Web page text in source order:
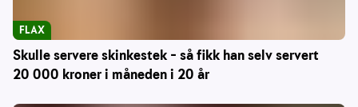
Skulle servere skinkestek – så fikk han selv servert
20 000 kroner i måneden i 20 år
FLAX